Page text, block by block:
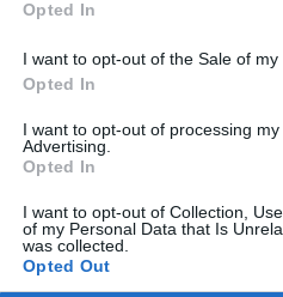
Opted In
I want to opt-out of the Sale of
Opted In
I want to opt-out of processing
Advertising.
Opted In
I want to opt-out of Collection,
of my Personal Data that Is
was collected.
Opted Out